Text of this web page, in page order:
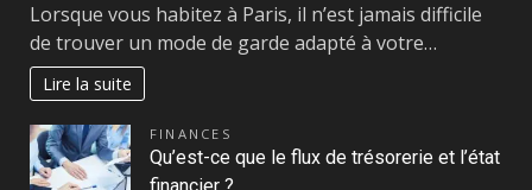
Lorsque vous habitez à Paris, il n’est jamais difficile
de trouver un mode de garde adapté à votre…
Lire la suite
FINANCES
Qu’est-ce que le flux de trésorerie et l’état